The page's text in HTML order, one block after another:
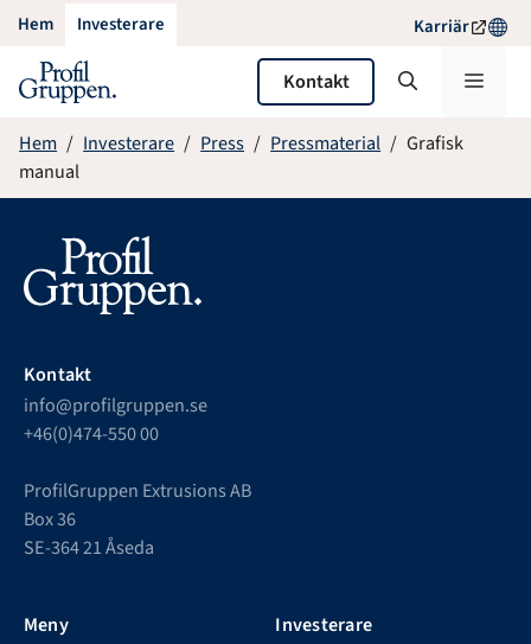
Hoppa
innehåll
Hem Investerare Karriär
Kontakt Meny
Hem Investerare Press Pressmaterial
Grafisk
manual
Kontakt
info@profilgruppen.se
+46(0)474-550 00
ProfilGruppen Extrusions AB
Box 36
SE-364 21 Åseda
Meny
Investerare